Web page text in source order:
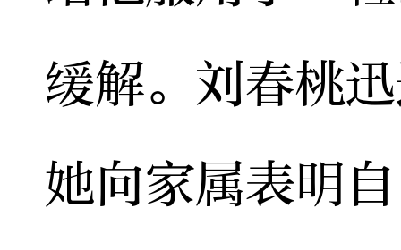
缓解。刘春桃
她向家属表明